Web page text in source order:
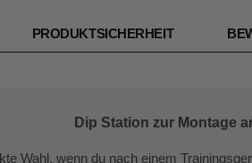
Dip Station zur Montage
Wahl, wenn du nach einem
PRODUKTSICHERHEIT